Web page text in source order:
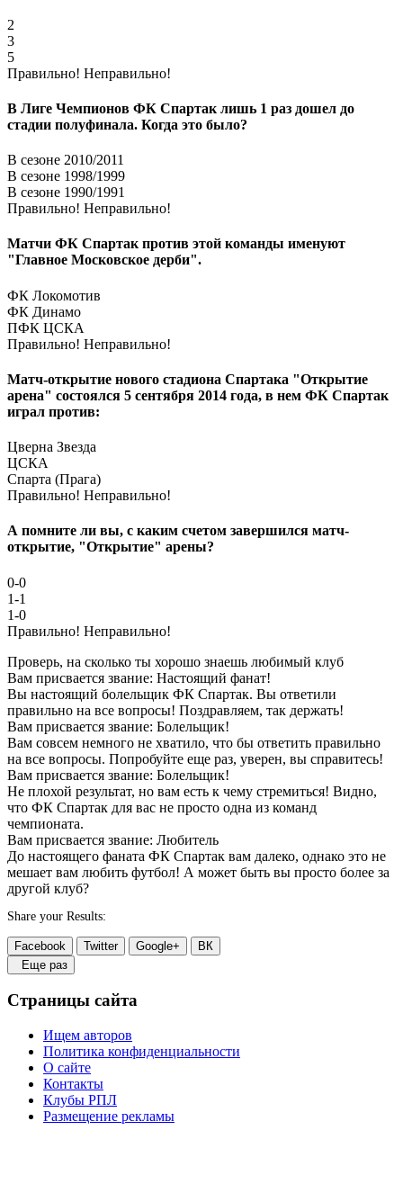
2
3
5
Правильно! Неправильно!
В Лиге Чемпионов ФК Спартак лишь 1 раз дошел до
стадии полуфинала. Когда это было?
В сезоне 2010/2011
В сезоне 1998/1999
В сезоне 1990/1991
Правильно! Неправильно!
Матчи ФК Спартак против этой команды именуют
"Главное Московское дерби".
ФК Локомотив
ФК Динамо
ПФК ЦСКА
Правильно! Неправильно!
Матч-открытие нового стадиона Спартака "Открытие
арена" состоялся 5 сентября 2014 года, в нем ФК Спартак
играл против:
Цверна Звезда
ЦСКА
Спарта (Прага)
Правильно! Неправильно!
А помните ли вы, с каким счетом завершился матч-
открытие, "Открытие" арены?
0-0
1-1
1-0
Правильно! Неправильно!
Проверь, на сколько ты хорошо знаешь любимый клуб
Вам присвается звание: Настоящий фанат!
Вы настоящий болельщик ФК Спартак. Вы ответили
правильно на все вопросы! Поздравляем, так держать!
Вам присвается звание: Болельщик!
Вам совсем немного не хватило, что бы ответить правильно
на все вопросы. Попробуйте еще раз, уверен, вы справитесь!
Вам присвается звание: Болельщик!
Не плохой результат, но вам есть к чему стремиться! Видно,
что ФК Спартак для вас не просто одна из команд
чемпионата.
Вам присвается звание: Любитель
До настоящего фаната ФК Спартак вам далеко, однако это не
мешает вам любить футбол! А может быть вы просто более за
другой клуб?
Share your Results:
Facebook Twitter Google+
ВК
Еще раз
Страницы сайта
Ищем авторов
Политика конфиденциальности
О сайте
Контакты
Клубы РПЛ
Размещение рекламы